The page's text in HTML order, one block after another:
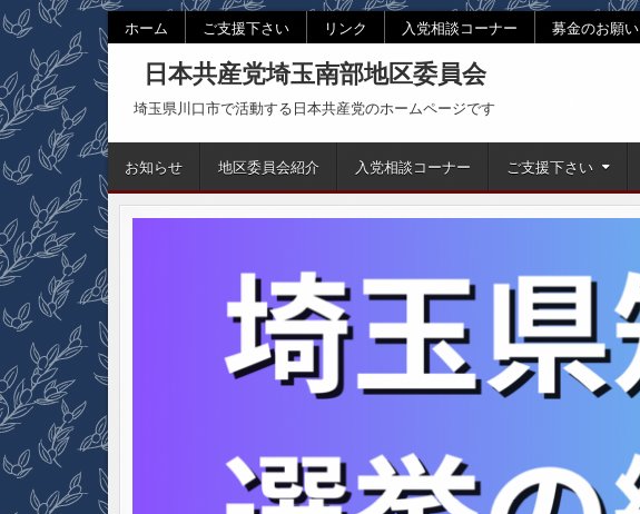
Skip
content
ホーム ご支援下さい リンク 入党相談コーナー 募金のお願い
日本共産党埼玉南部地区委員会
埼玉県川口市で活動する日本共産党のホームページです
お知らせ 地区委員会紹介 入党相談コーナー ご支援下さい